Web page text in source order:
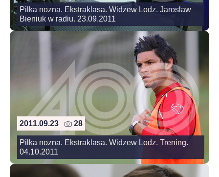
Pilka nozna. Ekstraklasa. Widzew Lodz. Jaroslaw
Bieniuk w radiu. 23.09.2011
2011.09.23 28
Pilka nozna. Ekstraklasa. Widzew Lodz. Trening.
04.10.2011